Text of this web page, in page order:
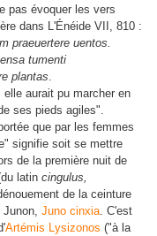
pas évoquer les vers
dans L'Énéide VII, 810 :
praeuertere uentos.
tumenti
plantas.
aurait pu marcher en
ses pieds agiles".
que par les femmes
signifie soit se mettre
de la première nuit de
latin cingulus,
de la ceinture
Junon, Juno cinxia. C'est
Artémis Lysizonos ("à la